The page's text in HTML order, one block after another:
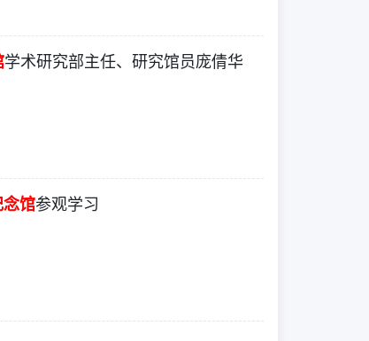
学术研究部主任、研究馆员庞倩华
馆参观学习